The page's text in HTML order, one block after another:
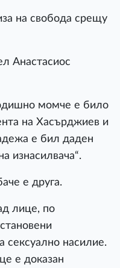
на свобода срещу
Анастасиос
момче е било
на Хасърджиев и
е бил даден
изнасилвача“.
е друга.
лице, по
сексуално насилие.
е доказан